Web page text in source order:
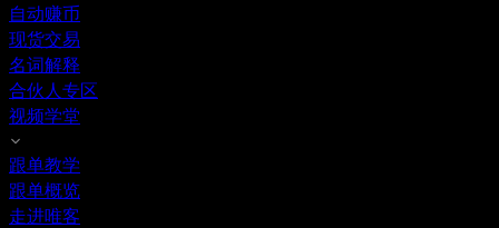
自动赚币
现货交易
名词解释
合伙人专区
视频学堂
跟单教学
跟单概览
走进唯客